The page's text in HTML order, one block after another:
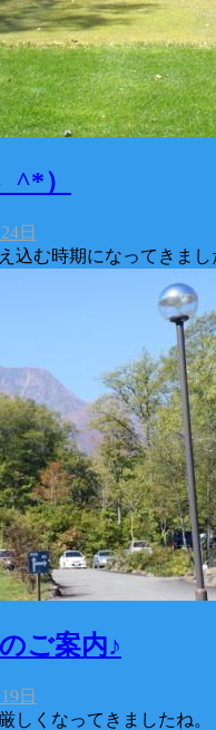
）
日
え込む時期になって
ご案内♪
日
しくなってきましたね。